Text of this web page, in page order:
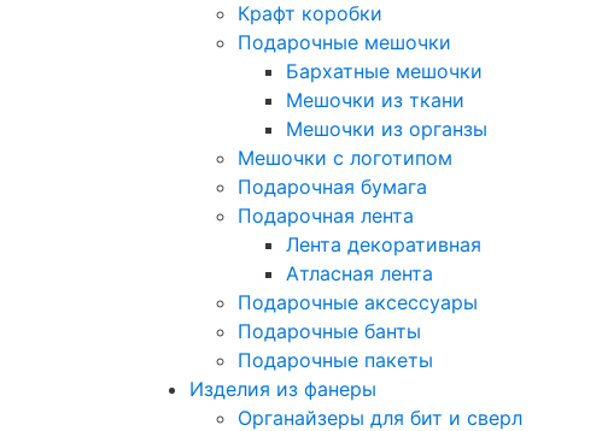
Крафт коробки
Подарочные мешочки
Бархатные мешочки
Мешочки из ткани
Мешочки из органзы
Мешочки с логотипом
Подарочная бумага
Подарочная лента
Лента декоративная
Атласная лента
Подарочные аксессуары
Подарочные банты
Подарочные пакеты
Изделия из фанеры
Органайзеры для бит и сверл